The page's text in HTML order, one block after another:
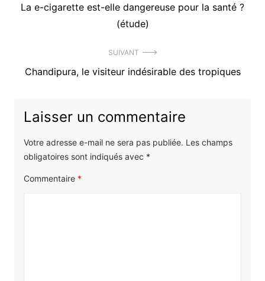
de
Précédent
La e-cigarette est-elle dangereuse pour la santé ?
(étude)
SUIVANT
Article
Chandipura, le visiteur indésirable des tropiques
Laisser un commentaire
Votre adresse e-mail ne sera pas publiée. Les champs
obligatoires sont indiqués avec *
Commentaire *